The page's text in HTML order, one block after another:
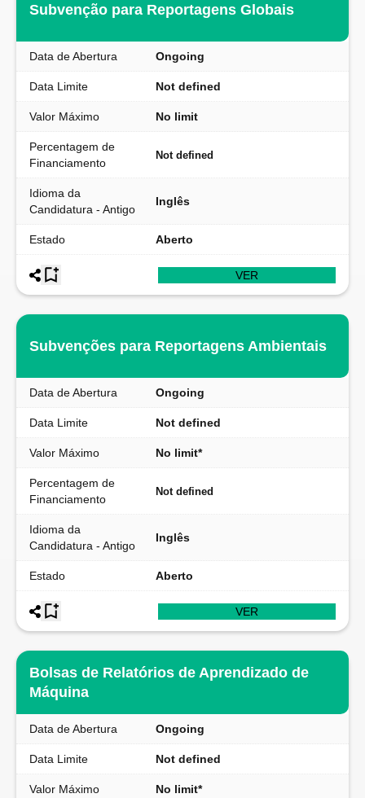
Subvenção para Reportagens Globais
Data de Abertura Ongoing
Data Limite Not defined
Valor Máximo No limit
Percentagem de
Financiamento
Not defined
Idioma da
Candidatura - Antigo
Inglês
Estado Aberto
VER
Subvenções para Reportagens Ambientais
Data de Abertura Ongoing
Data Limite Not defined
Valor Máximo No limit*
Percentagem de
Financiamento
Not defined
Idioma da
Candidatura - Antigo
Inglês
Estado Aberto
VER
Bolsas de Relatórios de Aprendizado de
Máquina
Data de Abertura Ongoing
Data Limite Not defined
Valor Máximo No limit*